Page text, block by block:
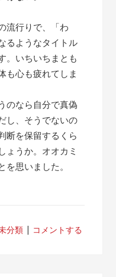
流行りで、「わ
るようなタイトル
。いちいちまとも
も心も疲れてしま
のなら自分で真偽
し、そうでないの
断を保留するくら
ょうか。オオカミ
思いました。
分類 コメントする